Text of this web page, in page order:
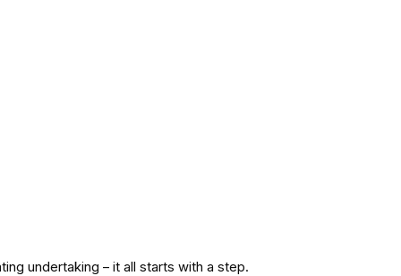
undertaking – it all starts with a step.